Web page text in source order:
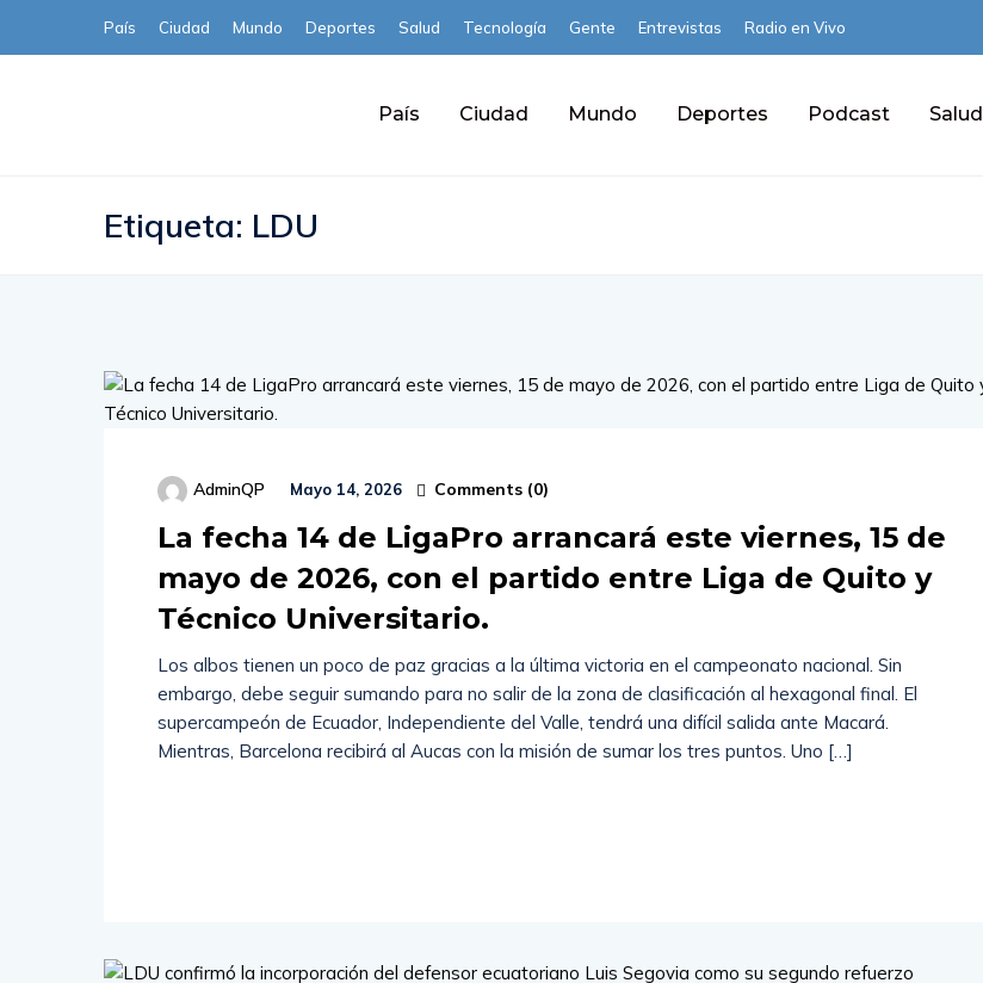
País Ciudad Mundo Deportes Salud Tecnología Gente Entrevistas Radio en Vivo
País Ciudad Mundo Deportes Podcast Salud
Etiqueta: LDU
AdminQP Mayo 14, 2026 Comments (0)
La fecha 14 de LigaPro arrancará este viernes, 15 de
mayo de 2026, con el partido entre Liga de Quito y
Técnico Universitario.
Los albos tienen un poco de paz gracias a la última victoria en el campeonato nacional. Sin
embargo, debe seguir sumando para no salir de la zona de clasificación al hexagonal final. El
supercampeón de Ecuador, Independiente del Valle, tendrá una difícil salida ante Macará.
Mientras, Barcelona recibirá al Aucas con la misión de sumar los tres puntos. Uno […]